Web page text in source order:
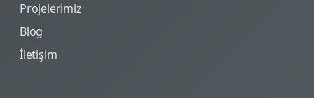
Projelerimiz
Blog
İletişim